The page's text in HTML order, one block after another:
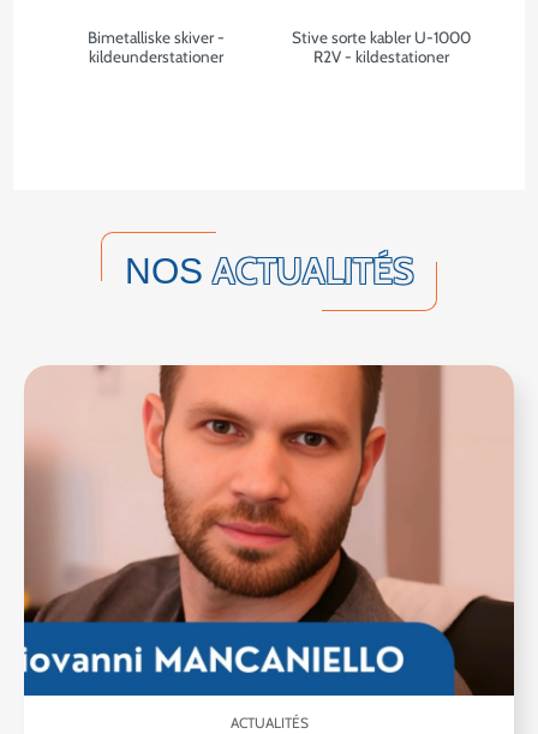
Bimetalliske skiver -
kildeunderstationer
Stive sorte kabler U-1000
R2V - kildestationer
NOSACTUALITÉS
ACTUALITÉS